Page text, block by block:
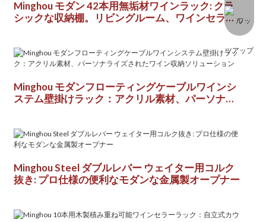
Minghou モダン 42本用無垢材ワインラック: クラ
シックな収納棚。リビングルーム、ワインセラ
ー、レストラン、バーに最適な高品質の選択肢。
Minghou モダンフローティングケーブルワインシ
ステム壁掛けラック：アクリル素材、パーソナラ
Minghou Steel ダブルレバー ウェイター用コルク
抜き: プロ仕様の便利なモダンな金属製オープナー